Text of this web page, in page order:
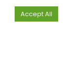
2020-2023
Accept All